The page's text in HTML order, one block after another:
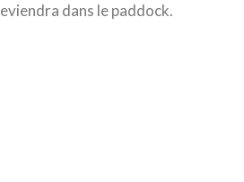
dans le paddock.